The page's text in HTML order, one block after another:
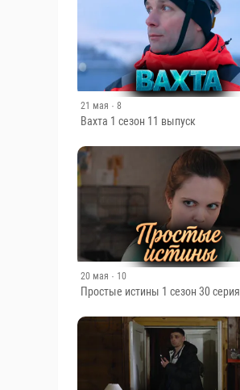
21 мая · 8
Вахта 1 сезон 11 выпуск
20 мая · 10
Простые истины 1 сезон 30 серия